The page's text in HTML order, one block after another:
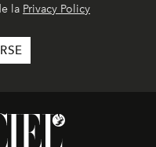
la Privacy Policy